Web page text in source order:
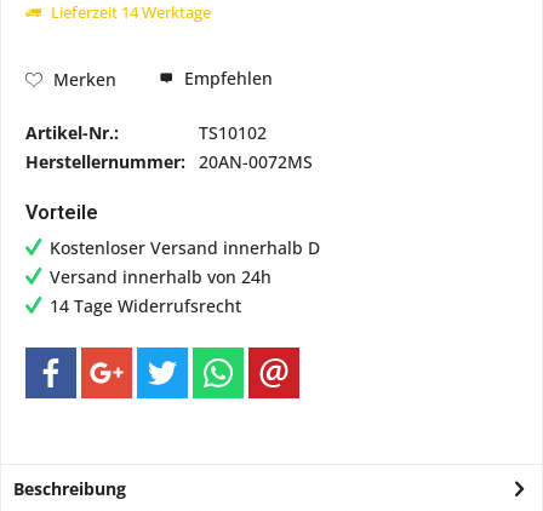
Lieferzeit 14 Werktage
Merken Empfehlen
Artikel-Nr.:
TS10102
Herstellernummer: 20AN-0072MS
Vorteile
Kostenloser Versand innerhalb D
Versand innerhalb von 24h
14 Tage Widerrufsrecht
Beschreibung